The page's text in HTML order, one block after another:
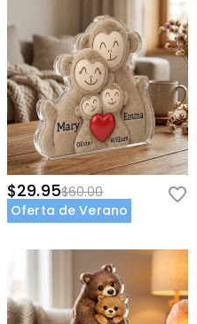
$29.95$60.00
Oferta de Verano